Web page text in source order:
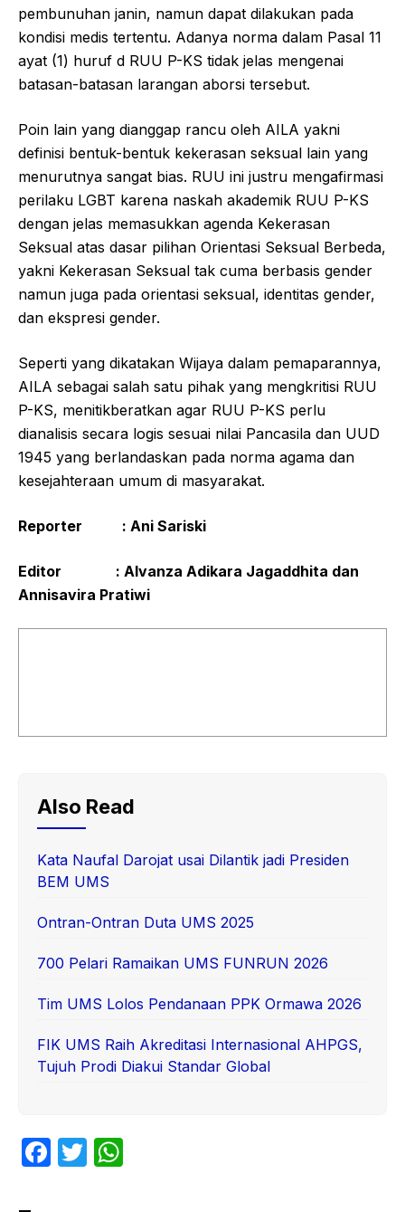
pembunuhan janin, namun dapat dilakukan pada
kondisi medis tertentu. Adanya norma dalam Pasal 11
ayat (1) huruf d RUU P-KS tidak jelas mengenai
batasan-batasan larangan aborsi tersebut.
Poin lain yang dianggap rancu oleh AILA yakni
definisi bentuk-bentuk kekerasan seksual lain yang
menurutnya sangat bias. RUU ini justru mengafirmasi
perilaku LGBT karena naskah akademik RUU P-KS
dengan jelas memasukkan agenda Kekerasan
Seksual atas dasar pilihan Orientasi Seksual Berbeda,
yakni Kekerasan Seksual tak cuma berbasis gender
namun juga pada orientasi seksual, identitas gender,
dan ekspresi gender.
Seperti yang dikatakan Wijaya dalam pemaparannya,
AILA sebagai salah satu pihak yang mengkritisi RUU
P-KS, menitikberatkan agar RUU P-KS perlu
dianalisis secara logis sesuai nilai Pancasila dan UUD
1945 yang berlandaskan pada norma agama dan
kesejahteraan umum di masyarakat.
Reporter : Ani Sariski
Editor : Alvanza Adikara Jagaddhita dan
Annisavira Pratiwi
Also Read
Kata Naufal Darojat usai Dilantik jadi Presiden
BEM UMS
Ontran-Ontran Duta UMS 2025
700 Pelari Ramaikan UMS FUNRUN 2026
Tim UMS Lolos Pendanaan PPK Ormawa 2026
FIK UMS Raih Akreditasi Internasional AHPGS,
Tujuh Prodi Diakui Standar Global
F
T